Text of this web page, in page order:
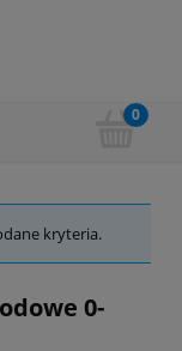
kryteria.
0-